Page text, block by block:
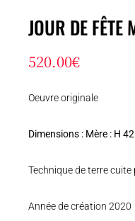
JOUR DE
520.00€
Oeuvre originale
Dimensions : Mère : H
Technique de terre cuite
Année de création 2020